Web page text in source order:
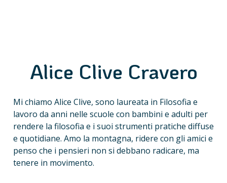
Alice Clive Cravero
Mi chiamo Alice Clive, sono laureata in Filosofia e
lavoro da anni nelle scuole con bambini e adulti per
rendere la filosofia e i suoi strumenti pratiche diffuse
e quotidiane. Amo la montagna, ridere con gli amici e
penso che i pensieri non si debbano radicare, ma
tenere in movimento.